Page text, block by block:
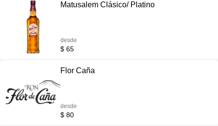
Matusalem Clásico/ Platino
desde
$ 65
Flor Caña
desde
$ 80